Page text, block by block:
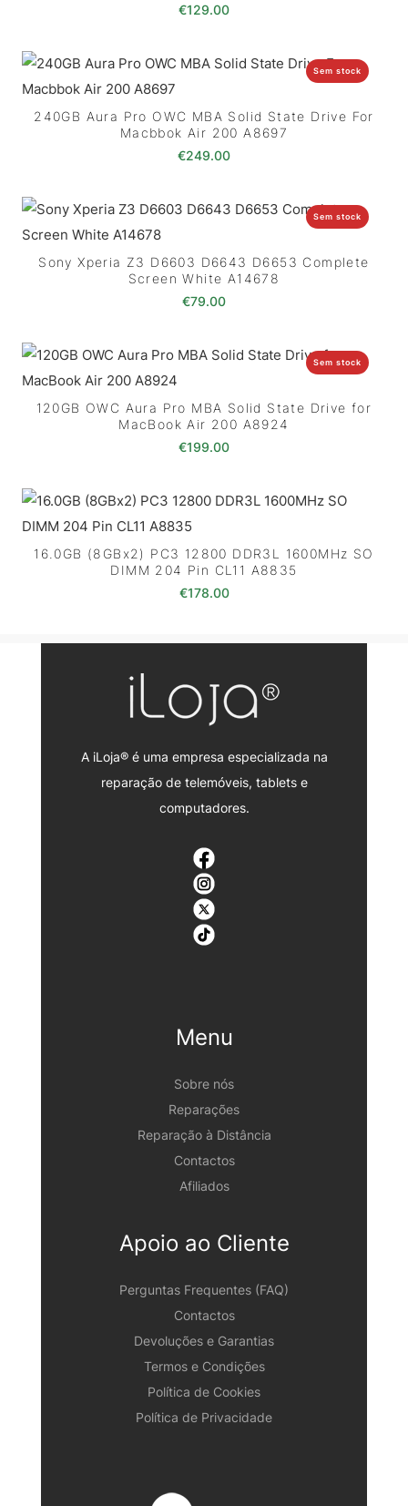
€129.00
Sem stock
240GB Aura Pro OWC MBA Solid State Drive For
Macbbok Air 200 A8697
€249.00
Sem stock
Sony Xperia Z3 D6603 D6643 D6653 Complete
Screen White A14678
€79.00
Sem stock
120GB OWC Aura Pro MBA Solid State Drive for
MacBook Air 200 A8924
€199.00
16.0GB (8GBx2) PC3 12800 DDR3L 1600MHz SO
DIMM 204 Pin CL11 A8835
€178.00
A iLoja® é uma empresa especializada na
reparação de telemóveis, tablets e
computadores.
Menu
Sobre nós
Reparações
Reparação à Distância
Contactos
Afiliados
Apoio ao Cliente
Perguntas Frequentes (FAQ)
Contactos
Devoluções e Garantias
Termos e Condições
Política de Cookies
Política de Privacidade